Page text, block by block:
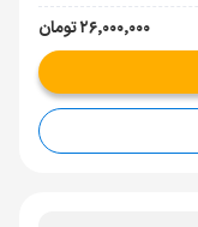
۲۶٬۰۰۰٬۰۰۰ تومان